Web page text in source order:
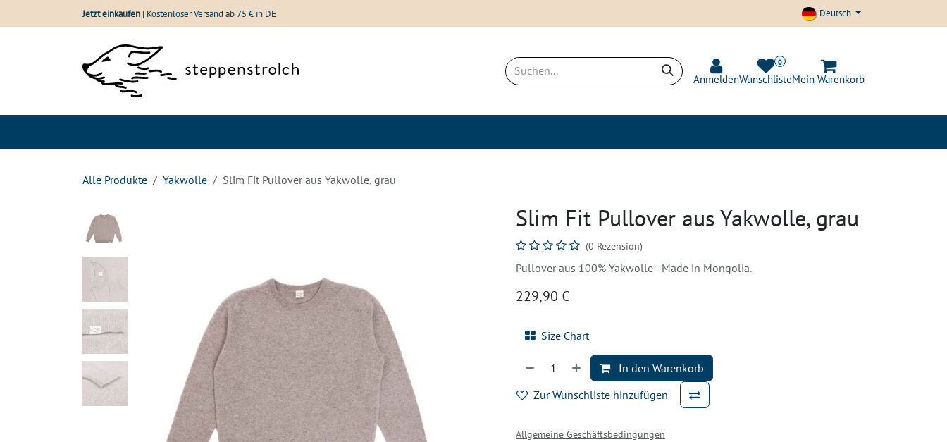
Zum Inhalt springenJetzt einkaufen | Kostenloser Versand ab 75 € in DE Deutsch
Anmelden
0
WunschlisteMein Warenkorb
Alle Produkte Yakwolle Slim Fit Pullover aus Yakwolle, grau
Slim Fit Pullover aus Yakwolle, grau
(0 Rezension)
Pullover aus 100% Yakwolle - Made in Mongolia.
229,90 €
Size Chart
In den Warenkorb
Zur Wunschliste hinzufügen
Allgemeine Geschäftsbedingungen